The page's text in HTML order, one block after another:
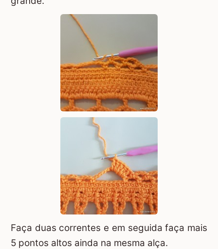
Faça duas correntes e em seguida faça mais
5 pontos altos ainda na mesma alça.